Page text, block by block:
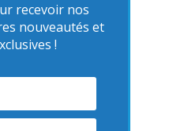
recevoir nos
nouveautés et
!